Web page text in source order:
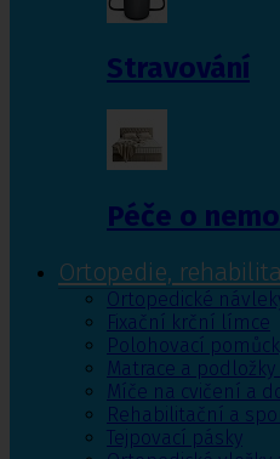
Stravování
Péče o
Ortopedie,
Ortopedické
Fixační krční límce
Polohovací
Matrace a
Míče na cvičení a
Rehabilitační a
Tejpovací pásky